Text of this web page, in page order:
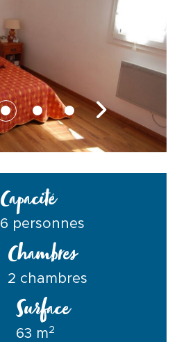
Capacité
6 personnes
Chambres
2 chambres
Surface
63 m2